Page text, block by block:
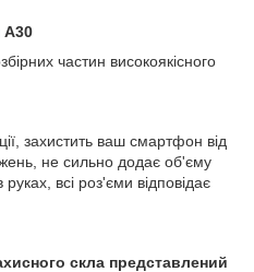
A30
частин високоякісного
захистить ваш смартфон від
не сильно додає об'єму
всі роз'єми відповідає
скла представлений